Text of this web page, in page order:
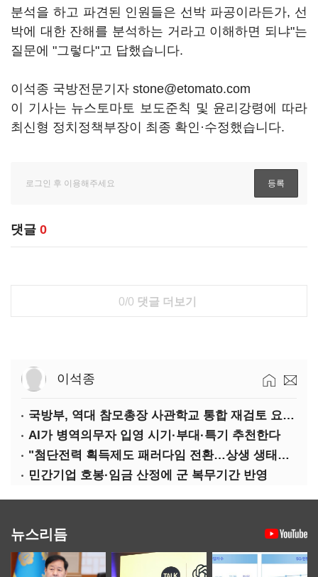
분석을 하고 파견된 인원들은 선박 파공이라든가, 선
박에 대한 잔해를 분석하는 거라고 이해하면 되냐"는
질문에 "그렇다"고 답했습니다.
이석종 국방전문기자 stone@etomato.com
이 기사는 뉴스토마토 보도준칙 및 윤리강령에 따라
최신형 정치정책부장이 최종 확인·수정했습니다.
댓글 0
0/0 댓글 더보기
이석종
국방부, 역대 참모총장 사관학교 통합 재검토 요구에 "다양한 의견 수렴해 합리적 시스템 만들 것"
AI가 병역의무자 입영 시기·부대·특기 추천한다
"첨단전력 획득제도 패러다임 전환…상생 생태계 조성해 대체불가 K-방산 도약"
민간기업 호봉·임금 산정에 군 복무기간 반영
뉴스리듬